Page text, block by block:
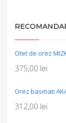
Otet de orez
375,00 lei
Orez basmati
312,00 lei